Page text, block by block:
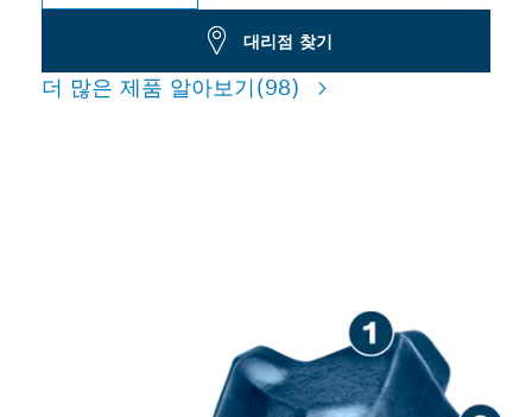
대리점 찾기
더 많은 제품 알아보기(98)